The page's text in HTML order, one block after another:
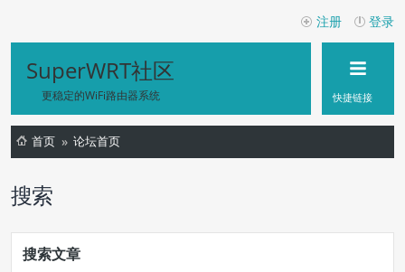
登录
注册
SuperWRT社区
更稳定的WiFi路由器系统 快捷链接
首页 论坛首页
搜索
搜索文章